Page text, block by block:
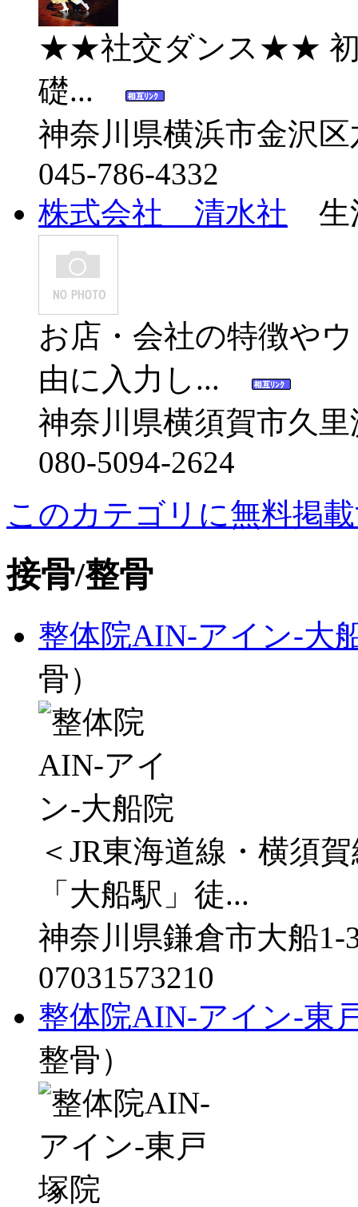
★★社交ダンス★★ 初
礎...
神奈川県横浜市金沢区
045-786-4332
株式会社 清水社 生
お店・会社の特徴や
由に入力し...
神奈川県横須賀市久里
080-5094-2624
このカテゴリに無料掲
接骨/整骨
整体院AIN-アイン-大
骨）
＜JR東海道線・横須
「大船駅」徒...
神奈川県鎌倉市大船1-
07031573210
整体院AIN-アイン-東
整骨）